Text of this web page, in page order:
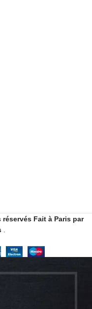
réservés Fait à Paris par
.